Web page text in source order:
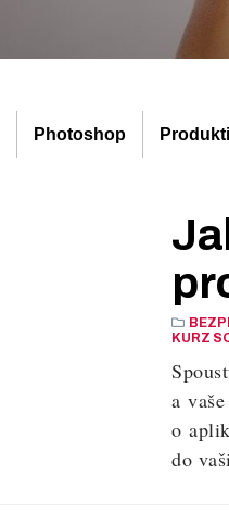
Photoshop
KURZ
a
o
do